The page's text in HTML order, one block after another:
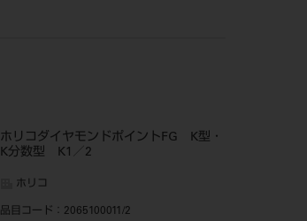
ホリコダイヤモンドポイントFG K型・
K分数型 K1／2
ホリコ
品目コード ：2065100011/2